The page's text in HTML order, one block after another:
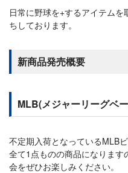
日常に野球を+するアイテム
ちしております。
新商品発売概要
MLB(メジャーリーグベ
不定期入荷となっているMLB
全て1点ものの商品になりま
会をぜひお楽しみください。